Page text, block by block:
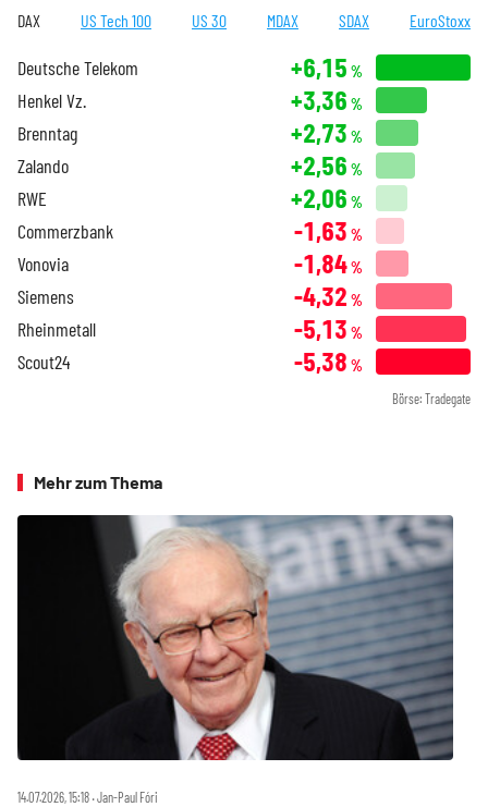
DAX US Tech 100 US 30 MDAX SDAX EuroStoxx
Deutsche Telekom +6,15 %
Henkel Vz. +3,36 %
Brenntag +2,73 %
Zalando +2,56 %
RWE +2,06 %
Commerzbank -1,63 %
Vonovia -1,84%
Siemens -4,32 %
Rheinmetall -5,13 %
Scout24 -5,38 %
Börse: Tradegate
Mehr zum Thema
14.07.2026, 15:18 ‧ Jan-Paul Fóri